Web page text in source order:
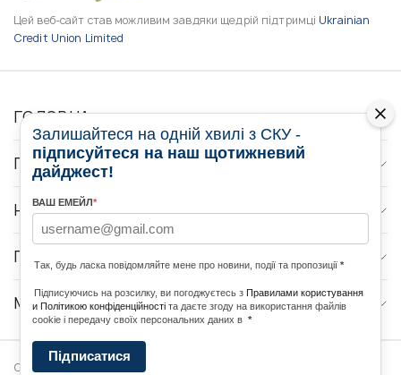
Цей веб-сайт став можливим завдяки щедрій підтримці Ukrainian
Credit Union Limited
ГОЛОВНА
ПРО НАС
НОВИНИ
ПРОГРАМИ
МЕДІА КОНТАКТИ
Copyright © 2026 Ukrainian World
Залишайтеся на одній хвилі з СКУ -
підписуйтеся на наш щотижневий
дайджест!
ВАШ ЕМЕЙЛ*
Так, будь ласка повідомляйте мене про новини, події та пропозиції *
Підписуючись на розсилку, ви погоджуєтесь з Правилами користування
и Політикою конфіденційності та даєте згоду на використання файлів
cookie і передачу своїх персональних даних в *
Підписатися